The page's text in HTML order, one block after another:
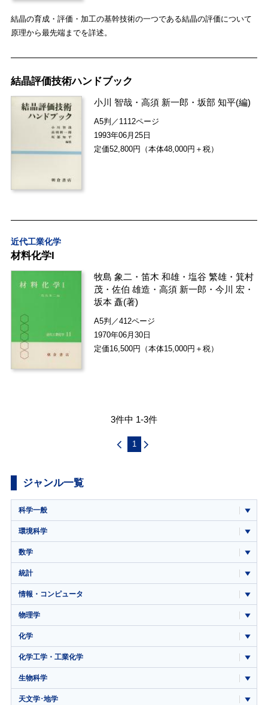
結晶の育成・評価・加工の基幹技術の一つである結晶の評価について
原理から最先端までを詳述。
結晶評価技術ハンドブック
小川 智哉 ・高須 新一郎 ・坂部 知平(編)
A5判／1112ページ
1993年06月25日
定価52,800円（本体48,000円＋税）
近代工業化学
材料化学I
牧島 象二 ・笛木 和雄 ・塩谷 繁雄 ・箕村
茂 ・佐伯 雄造 ・高須 新一郎 ・今川 宏 ・
坂本 矗(著)
A5判／412ページ
1970年06月30日
定価16,500円（本体15,000円＋税）
3件中 1-3件
1
ジャンル一覧
科学一般
環境科学
数学
統計
情報・コンピュータ
物理学
化学
化学工学・工業化学
生物科学
天文学･地学